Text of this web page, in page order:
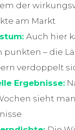
der
am Markt
Auch hier
punkten – die
verdoppelt
Ergebnisse:
sieht